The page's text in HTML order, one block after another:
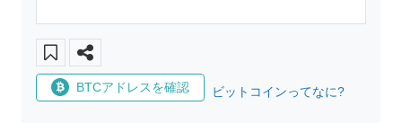
BTCアドレスを確認 ビットコインってなに?